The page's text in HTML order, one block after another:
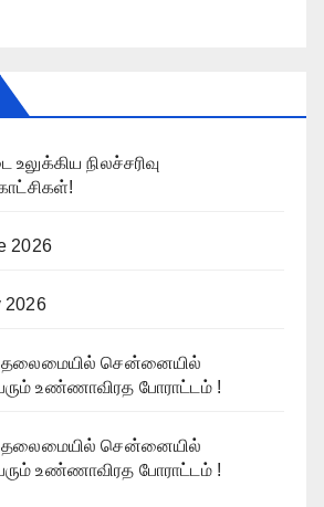
நிலச்சரிவு
2026
2026
தலைமையில் சென்னையில்
உண்ணாவிரத போராட்டம் !
தலைமையில் சென்னையில்
உண்ணாவிரத போராட்டம் !